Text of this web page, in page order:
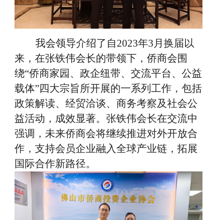
我会领导介绍了自2023年3月换届以
来，在张铁伟会长的带领下，侨商会围
绕“侨商家园、政企纽带、交流平台、公益
载体”四大宗旨所开展的一系列工作，包括
政策解读、经贸洽谈、商务考察及社会公
益活动，成效显著。张铁伟会长在交流中
强调，未来侨商会将继续推进对外开放合
作，支持会员企业融入全球产业链，拓展
国际合作新路径。